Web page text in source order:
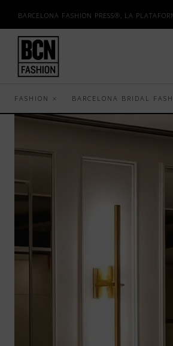
BARCELONA FASHION PRESS®, LA
FASHION BARCELONA BRIDAL